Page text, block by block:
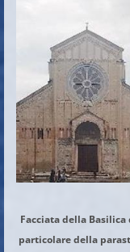
Facciata della
particolare della